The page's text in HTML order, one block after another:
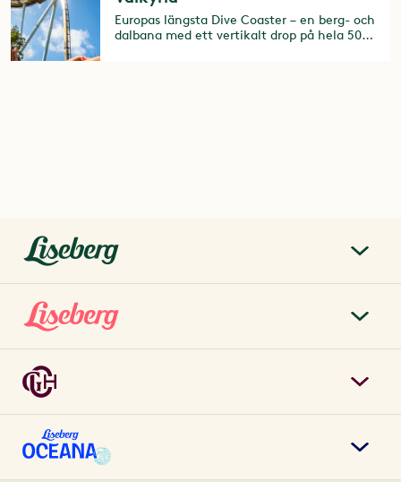
Europas längsta Dive Coaster – en berg- och
dalbana med ett vertikalt drop på hela 50
liseberg.se
Om Liseberg
Kontakta oss
Jobba hos oss
Möten & event
Lisebergsparken
Biljetter & priser
Årspass
Grand Curiosa Hotel